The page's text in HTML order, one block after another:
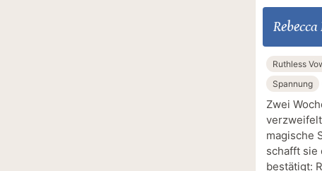
Rebecca
Ruthless
Spannung
Zwei
magische
schafft sie
bestätigt: